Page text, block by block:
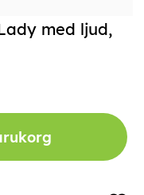
med ljud,